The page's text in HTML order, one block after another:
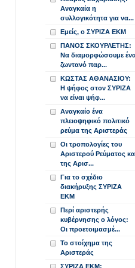
Αναγκαία η
συλλογικότητα για να...
Εμείς, ο ΣΥΡΙΖΑ ΕΚΜ
ΠΑΝΟΣ ΣΚΟΥΡΛΕΤΗΣ:
Να διαμορφώσουμε
ζωντανό παρ...
ΚΩΣΤΑΣ ΑΘΑΝΑΣΙΟΥ:
Η ψήφος στον ΣΥΡΙΖΑ
να είναι ψήφ...
Αναγκαίο ένα
πλειοψηφικό πολιτικό
ρεύμα της Αριστεράς
Οι τροπολογίες του
Αριστερού Ρεύματος
της Αρισ...
Για το σχέδιο
διακήρυξης ΣΥΡΙΖΑ
ΕΚΜ
Περί αριστερής
κυβέρνησης ο λόγος:
Οι προετοιμασμέ...
Το στοίχημα της
Αριστεράς
ΣΥΡΙΖΑ ΕΚΜ: